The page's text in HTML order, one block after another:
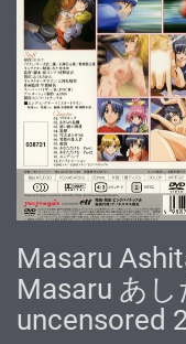
Masaru
Masaru あ
uncensored